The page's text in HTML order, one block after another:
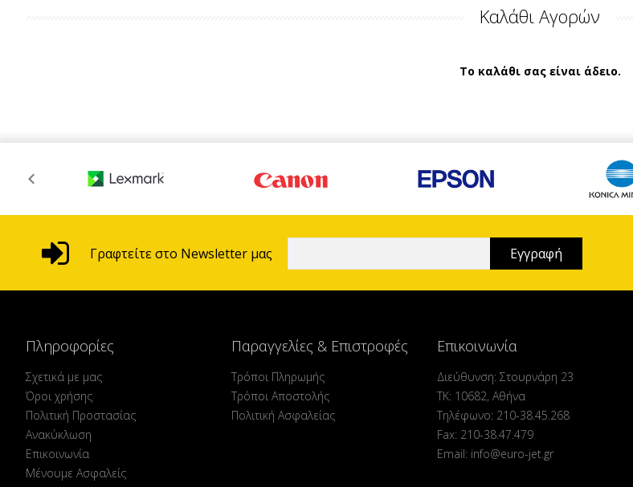
Καλάθι Αγορών
Το καλάθι σας είναι άδειο.
Γραφτείτε στο Newsletter μας
Πληροφορίες
Σχετικά με μας
Όροι χρήσης
Πολιτική Προστασίας
Ανακύκλωση
Επικοινωνία
Μένουμε Ασφαλείς
Παραγγελίες & Επιστροφές
Τρόποι Πληρωμής
Τρόποι Αποστολής
Πολιτική Ασφαλείας
Επικοινωνία
Διεύθυνση: Στουρνάρη 23
ΤΚ: 10682, Αθήνα
Τηλέφωνο: 210-38.45.268
Fax: 210-38.47.479
Email: info@euro-jet.gr